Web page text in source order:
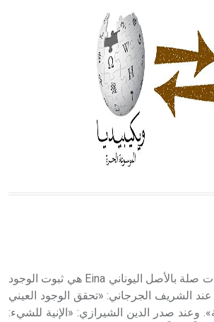
التغذية، ورسالته في جروح الرأس. ويعود
الطب من الدين والفلسفة.
إفراز حيواني يتكون في البحر ويتركب
الكلسيوم، وهو أحمر أو شديد الحمرة وهو
بكبر الحجم ويسمى الش
كلمة فرنسية اللفظ تم اعتمادها مصطلحاً
- هل تعلم أن أبجر Abgar اسم معروف جيداً يعود إلى عدد من
الإنية الإنية inniyah ذات صلة بالأصل اليوناني Eina هي ثبوت الوجود
الشريف الجرجاني: «تحقق الوجود العيني
وعند صدر الدين الشيرازي: «الإنية للشيء: